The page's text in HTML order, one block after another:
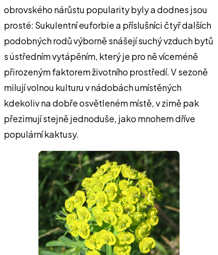
obrovského nárůstu popularity byly a dodnes jsou
prosté: Sukulentní euforbie a příslušníci čtyř dalších
podobných rodů výborně snášejí suchý vzduch bytů
s ústředním vytápěním, který je pro ně víceméně
přirozeným faktorem životního prostředí. V sezoně
milují volnou kulturu v nádobách umístěných
kdekoliv na dobře osvětleném místě, v zimě pak
přezimují stejně jednoduše, jako mnohem dříve
populární kaktusy.